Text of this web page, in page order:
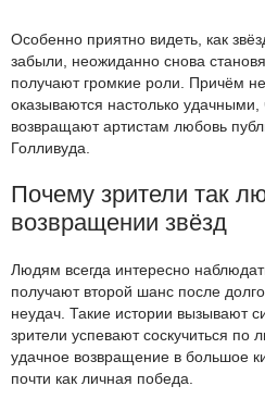
Особенно приятно видеть, как
забыли, неожиданно снова
получают громкие роли. Причём
оказываются настолько
возвращают артистам любовь
Голливуда.
Почему зрители так
возвращении звёзд
Людям всегда интересно
получают второй шанс после
неудач. Такие истории вызывают
зрители успевают соскучиться
удачное возвращение в большое
почти как личная победа.